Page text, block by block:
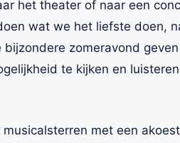
het theater of naar een
wat we het liefste doen,
zomeravond
te kijken en
met een